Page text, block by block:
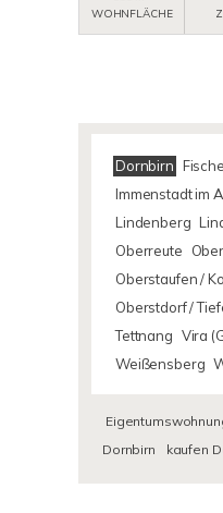
WOHNFLÄCHE
Dornbirn
Immenstadt im
Lindenberg
Oberreute
Oberstaufen /
Oberstdorf /
Tettnang Vira
Weißensberg
Dornbirn
kaufen